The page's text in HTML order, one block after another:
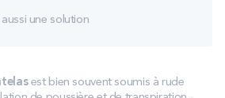
une solution
est bien souvent soumis à rude